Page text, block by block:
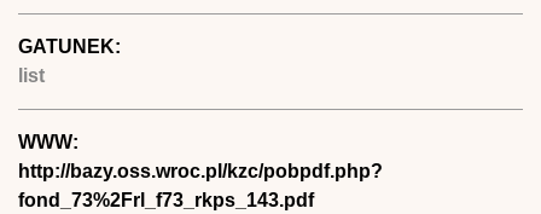
GATUNEK:
list
WWW:
http://bazy.oss.wroc.pl/kzc/pobpdf.php?
fond_73%2Frl_f73_rkps_143.pdf